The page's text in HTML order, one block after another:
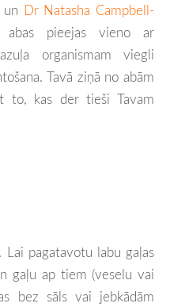
un Dr Natasha Campbell-
abas pieejas vieno ar
organismam viegli
Tavā ziņā no abām
to, kas der tieši Tavam
. Lai pagatavotu labu gaļas
gaļu ap tiem (veselu vai
bez sāls vai jebkādām